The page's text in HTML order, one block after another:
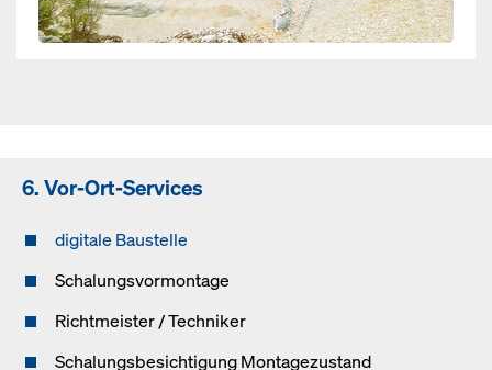
6. Vor-Ort-Services
digitale Baustelle
Schalungsvormontage
Richtmeister / Techniker
Schalungsbesichtigung Montagezustand